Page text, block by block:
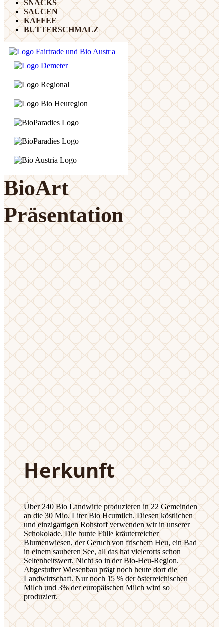
SNACKS
SAUCEN
KAFFEE
BUTTERSCHMALZ
BioArt
Präsentation
Herkunft
Über 240 Bio Landwirte produzieren in 22 Gemeinden
an die 30 Mio. Liter Bio Heumilch. Diesen köstlichen
und einzigartigen Rohstoff verwenden wir in unserer
Schokolade. Die bunte Fülle kräuterreicher
Blumenwiesen, der Geruch von frischem Heu, ein Bad
in einem sauberen See, all das hat vielerorts schon
Seltenheitswert. Nicht so in der Bio-Heu-Region.
Abgestufter Wiesenbau prägt noch heute dort die
Landwirtschaft. Nur noch 15 % der österreichischen
Milch und 3% der europäischen Milch wird so
produziert.